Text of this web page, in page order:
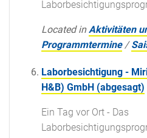
Located in Aktivitäten
Programmtermine /
Laborbesichtigung -
H&B) GmbH (abgesagt)
Ein Tag vor Ort - Das